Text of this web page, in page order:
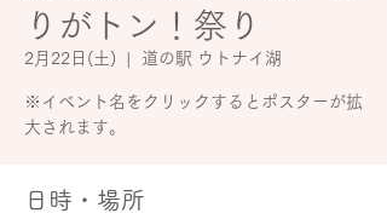
りがトン！祭り
2月22日(土) 道の駅 ウトナイ湖
※イベント名をクリックするとポスターが拡
大されます。
日時・場所